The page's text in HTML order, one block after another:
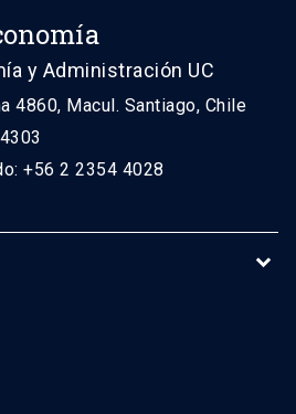
y Administración UC
4860, Macul. Santiago, Chile
+56 2 2354 4028